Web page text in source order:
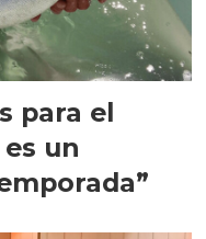
para el
un